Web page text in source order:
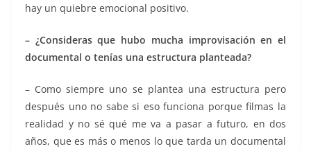
hay un quiebre emocional positivo.
– ¿Consideras que hubo mucha improvisación en el
documental o tenías una estructura planteada?
– Como siempre uno se plantea una estructura pero
después uno no sabe si eso funciona porque filmas la
realidad y no sé qué me va a pasar a futuro, en dos
años, que es más o menos lo que tarda un documental